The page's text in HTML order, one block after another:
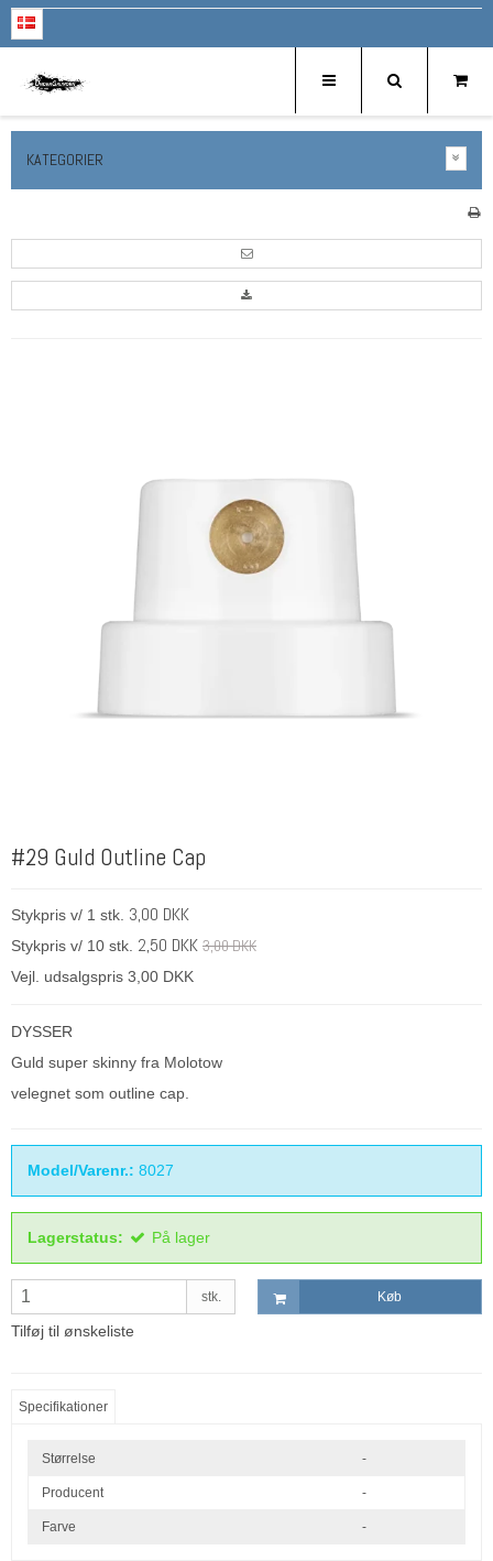
KATEGORIER
#29 Guld Outline Cap
Stykpris v/ 1 stk. 3,00 DKK
Stykpris v/ 10 stk. 2,50 DKK 3,00 DKK
Vejl. udsalgspris 3,00 DKK
DYSSER
Guld super skinny fra Molotow
velegnet som outline cap.
Model/Varenr.: 8027
Lagerstatus: På lager
stk. Køb
Tilføj til ønskeliste
Specifikationer
Størrelse -
Producent -
Farve -